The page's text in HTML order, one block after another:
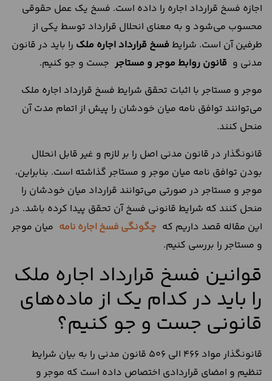
اجازه فسخ قرارداد اجاره را داده است. فسخ یک عمل حقوقی
محسوب می‌شود و به معنای انحلال قرارداد توسط یکی از
طرفین آن است. شرایط فسخ قرارداداجاره ملک را باید در قانون
مدنی و قانون روابط موجر و مستاجر جست و جو کنیم.
موجر و مستاجر با اثبات تحقق شرایط فسخ قرارداد اجاره ملک
می‌توانند توافق نامه میان خودشان را پیش از اتمام مدت آن
منحل کنند.
قانونگذار در قانون مدنی اصل را بر لازم و غیر قابل انحلال
بودن توافق نامه میان موجر و مستاجر گذاشته است. بنابراین،
موجر و مستاجر در صورتی می‌توانند قرارداد میان خودشان را
منحل کنند که شرایط قانونی فسخ آن تحقق پیدا کرده باشد. در
این مقاله قصد داریم که چگونگی فسخاجاره نامه میان موجر
و مستاجر را بررسی کنیم.
قوانین فسخ قرارداد اجاره ملک
را باید در کدام یک از ماده‌های
قانونی جست و جو کنیم؟
قانونگذار مواد 466 الی 506 قانون مدنی را به بیان شرایط
تنظیم و امضای قراردادی اختصاص داده است که موجر و